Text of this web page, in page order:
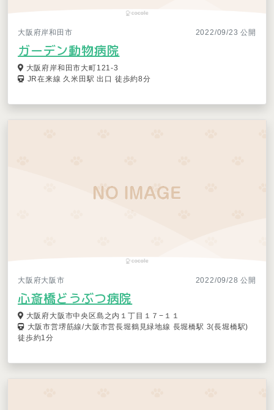
大阪府岸和田市 2022/09/23 公開
ガーデン動物病院
大阪府岸和田市大町121-3
JR在来線 久米田駅 出口 徒歩約8分
大阪府大阪市 2022/09/28 公開
心斎橋どうぶつ病院
大阪府大阪市中央区島之内１丁目１７−１１
大阪市営堺筋線/大阪市営長堀鶴見緑地線 長堀橋駅 3(長堀橋駅)
徒歩約1分